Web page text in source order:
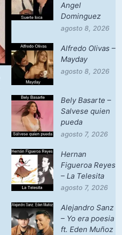
Angel
Dominguez
agosto 8, 2026
Alfredo Olivas –
Mayday
agosto 8, 2026
Bely Basarte –
Salvese quien
pueda
agosto 7, 2026
Hernan
Figueroa Reyes
– La Telesita
agosto 7, 2026
Alejandro Sanz
– Yo era poesia
ft. Eden Muñoz